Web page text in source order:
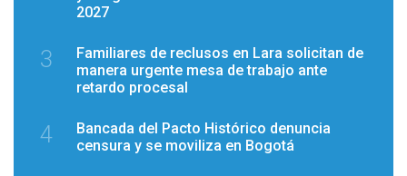
2027
3
Familiares de reclusos en Lara solicitan de
manera urgente mesa de trabajo ante
retardo procesal
4
Bancada del Pacto Histórico denuncia
censura y se moviliza en Bogotá